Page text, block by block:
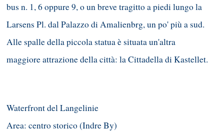
bus n. 1, 6 oppure 9, o un breve tragitto a piedi lungo la
Larsens Pl. dal Palazzo di Amalienbrg, un po' più a sud.
Alle spalle della piccola statua è situata un'altra
maggiore attrazione della città: la Cittadella di Kastellet.
Waterfront del Langelinie
Area: centro storico (Indre By)